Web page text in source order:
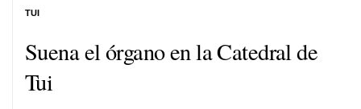
Suena el órgano en la Catedral de
Tui
TUI